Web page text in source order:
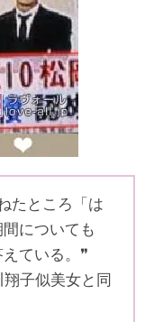
たところ「は
についても
えている。❞
子似美女と同